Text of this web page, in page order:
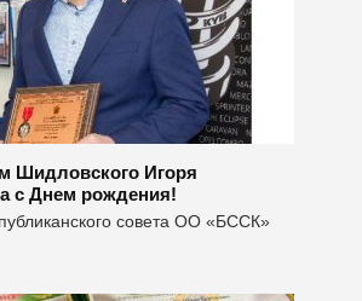
Шидловского Игоря
с Днем рождения!
совета ОО «БССК»